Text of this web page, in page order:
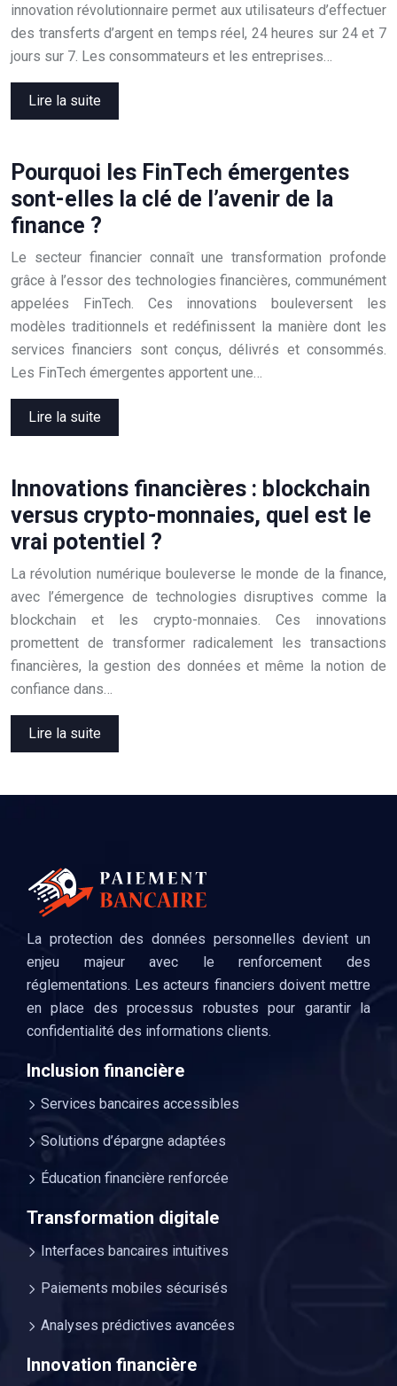
innovation révolutionnaire permet aux utilisateurs d’effectuer
des transferts d’argent en temps réel, 24 heures sur 24 et 7
jours sur 7. Les consommateurs et les entreprises…
Lire la suite
Pourquoi les FinTech émergentes
sont-elles la clé de l’avenir de la
finance ?
Le secteur financier connaît une transformation profonde
grâce à l’essor des technologies financières, communément
appelées FinTech. Ces innovations bouleversent les
modèles traditionnels et redéfinissent la manière dont les
services financiers sont conçus, délivrés et consommés.
Les FinTech émergentes apportent une…
Lire la suite
Innovations financières : blockchain
versus crypto-monnaies, quel est le
vrai potentiel ?
La révolution numérique bouleverse le monde de la finance,
avec l’émergence de technologies disruptives comme la
blockchain et les crypto-monnaies. Ces innovations
promettent de transformer radicalement les transactions
financières, la gestion des données et même la notion de
confiance dans…
Lire la suite
La protection des données personnelles devient un
enjeu majeur avec le renforcement des
réglementations. Les acteurs financiers doivent mettre
en place des processus robustes pour garantir la
confidentialité des informations clients.
Inclusion financière
Services bancaires accessibles
Solutions d’épargne adaptées
Éducation financière renforcée
Transformation digitale
Interfaces bancaires intuitives
Paiements mobiles sécurisés
Analyses prédictives avancées
Innovation financière